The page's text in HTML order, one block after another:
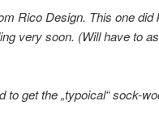
Rico Design. This one did
very soon. (Will have to
get the „typoical“ sock-